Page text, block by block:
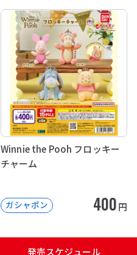
Winnie the Pooh フロッキー
チャーム
ガシャポン 400円
発売スケジュール